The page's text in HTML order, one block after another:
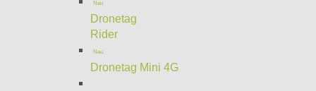
Neu
Dronetag
Rider
Neu
Dronetag Mini 4G